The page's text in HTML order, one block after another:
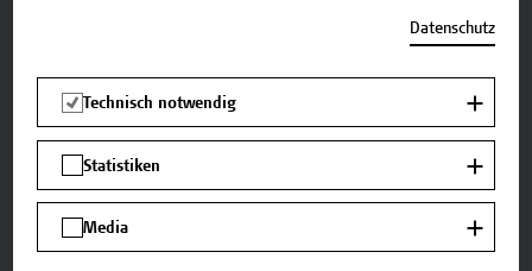
9001 Anforderungen im Unternehmen
Anmeldeschluss: 19. März 2027 Seminarinhalte
Im Rahmen einer Projektarbeit werden die
Normanforderungen der ISO 9001:2015 ff in
einer fiktiven Organisation implementiert und
angewendet. Am Ende des Seminars sind Sie in
der Lage, die Anforderungen der ISO 9001:2015
ff in der betrieblichen Praxis anzuwenden.den...
Datenschutz
Technisch notwendig
Statistiken
Media